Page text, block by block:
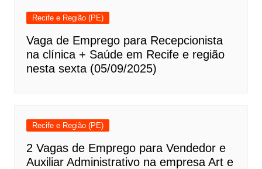
Recife e Região (PE)
Vaga de Emprego para Recepcionista
na clínica + Saúde em Recife e região
nesta sexta (05/09/2025)
Recife e Região (PE)
2 Vagas de Emprego para Vendedor e
Auxiliar Administrativo na empresa Art e